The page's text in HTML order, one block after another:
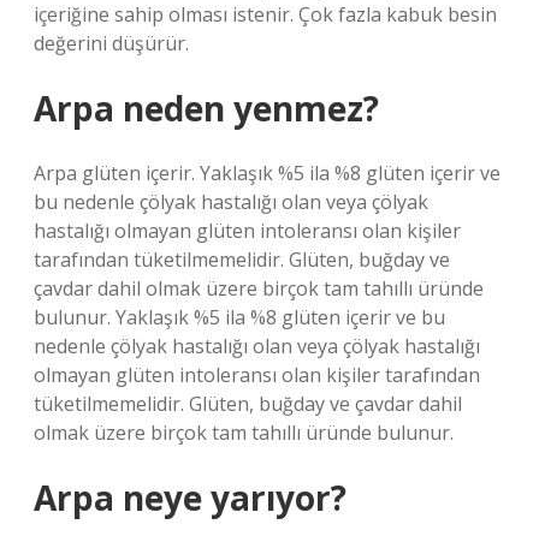
içeriğine sahip olması istenir. Çok fazla kabuk besin
değerini düşürür.
Arpa neden yenmez?
Arpa glüten içerir. Yaklaşık %5 ila %8 glüten içerir ve
bu nedenle çölyak hastalığı olan veya çölyak
hastalığı olmayan glüten intoleransı olan kişiler
tarafından tüketilmemelidir. Glüten, buğday ve
çavdar dahil olmak üzere birçok tam tahıllı üründe
bulunur. Yaklaşık %5 ila %8 glüten içerir ve bu
nedenle çölyak hastalığı olan veya çölyak hastalığı
olmayan glüten intoleransı olan kişiler tarafından
tüketilmemelidir. Glüten, buğday ve çavdar dahil
olmak üzere birçok tam tahıllı üründe bulunur.
Arpa neye yarıyor?